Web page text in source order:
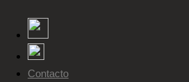
Contacto